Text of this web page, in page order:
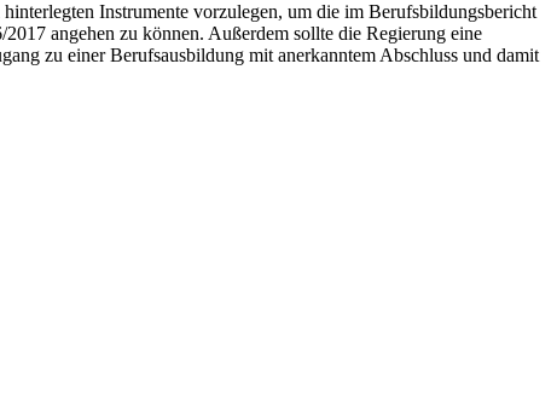
Instrumente vorzulegen, um die im Berufsbildungsbericht
angehen zu können. Außerdem sollte die Regierung eine
zu einer Berufsausbildung mit anerkanntem Abschluss und damit